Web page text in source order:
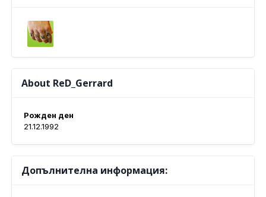
About ReD_Gerrard
Рожден ден
21.12.1992
Допълнителна информация: